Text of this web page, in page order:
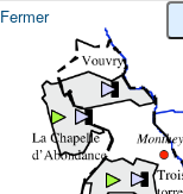
Fermer